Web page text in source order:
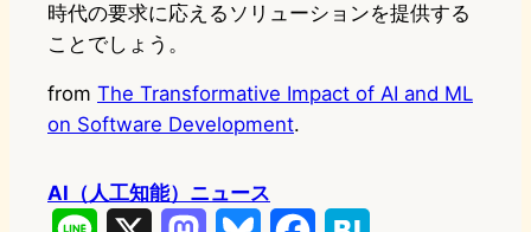
時代の要求に応えるソリューションを提供する
ことでしょう。
from The Transformative Impact of AI and ML
on Software Development.
AI（人工知能）ニュース